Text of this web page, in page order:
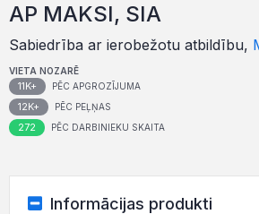
AP MAKSI, SIA
Sabiedrība ar ierobežotu atbildību,
VIETA NOZARĒ
11K+ PĒC APGROZĪJUMA
12K+ PĒC PEĻŅAS
272 PĒC DARBINIEKU SKAITA
Informācijas produkti